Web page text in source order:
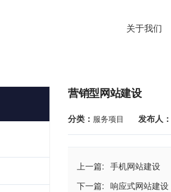
关于我们
营销型网站建设
分类： 服务项目 发布人：
上一篇: 手机网站建设
下一篇: 响应式网站建设